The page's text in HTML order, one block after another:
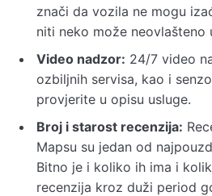
znači da vozila ne mogu
niti neko može neovlašteno
Video nadzor: 24/7 video
ozbiljnih servisa, kao i
provjerite u opisu usluge.
Broj i starost recenzija:
Mapsu su jedan od
Bitno je i koliko ih ima i
recenzija kroz duži period